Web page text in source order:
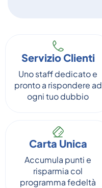
Servizio Clienti
Uno staff dedicato e
pronto a rispondere ad
ogni tuo dubbio
Carta Unica
Accumula punti e
risparmia col
programma fedeltà